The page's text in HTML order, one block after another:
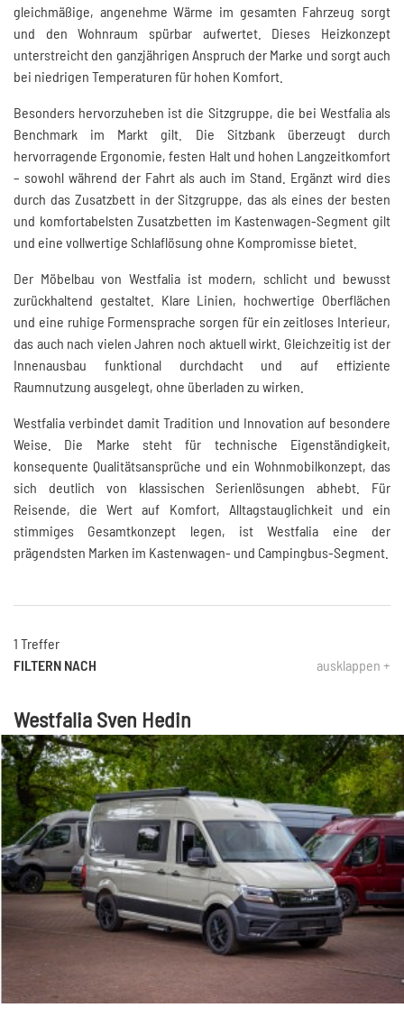
gleichmäßige, angenehme Wärme im gesamten Fahrzeug sorgt
und den Wohnraum spürbar aufwertet. Dieses Heizkonzept
unterstreicht den ganzjährigen Anspruch der Marke und sorgt auch
bei niedrigen Temperaturen für hohen Komfort.
Besonders hervorzuheben ist die Sitzgruppe, die bei Westfalia als
Benchmark im Markt gilt. Die Sitzbank überzeugt durch
hervorragende Ergonomie, festen Halt und hohen Langzeitkomfort
– sowohl während der Fahrt als auch im Stand. Ergänzt wird dies
durch das Zusatzbett in der Sitzgruppe, das als eines der besten
und komfortabelsten Zusatzbetten im Kastenwagen-Segment gilt
und eine vollwertige Schlaflösung ohne Kompromisse bietet.
Der Möbelbau von Westfalia ist modern, schlicht und bewusst
zurückhaltend gestaltet. Klare Linien, hochwertige Oberflächen
und eine ruhige Formensprache sorgen für ein zeitloses Interieur,
das auch nach vielen Jahren noch aktuell wirkt. Gleichzeitig ist der
Innenausbau funktional durchdacht und auf effiziente
Raumnutzung ausgelegt, ohne überladen zu wirken.
Westfalia verbindet damit Tradition und Innovation auf besondere
Weise. Die Marke steht für technische Eigenständigkeit,
konsequente Qualitätsansprüche und ein Wohnmobilkonzept, das
sich deutlich von klassischen Serienlösungen abhebt. Für
Reisende, die Wert auf Komfort, Alltagstauglichkeit und ein
stimmiges Gesamtkonzept legen, ist Westfalia eine der
prägendsten Marken im Kastenwagen- und Campingbus-Segment.
FILTERN NACH ausklappen +
1 Treffer
Westfalia Sven Hedin